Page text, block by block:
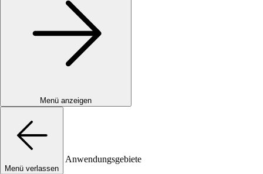
Menü anzeigen
Menü verlassen
Anwendungsgebiete